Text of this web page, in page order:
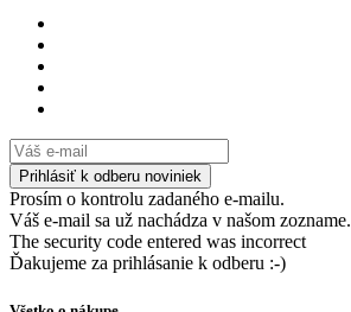
Prosím o kontrolu zadaného e-mailu.
Váš e-mail sa už nachádza v našom zozname.
The security code entered was incorrect
Ďakujeme za prihlásanie k odberu :-)